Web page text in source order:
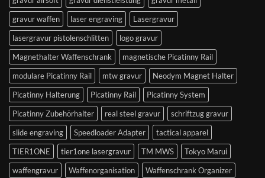
gravur waffen
laser engraving
Lasergravur
lasergravur pistolenschlitten
logo gravur
Magnethalter Waffenschrank
magnetische Picatinny Rail
modulare Picatinny Rail
mtw gravur
Neodym Magnet Halter
Picatinny Halterung
Picatinny Rail
Picatinny System
Picatinny Zubehörhalter
real steel gravur
schriftzug gravur
slide engraving
Speedloader Adapter
tactical apparel
TIER1ONE
tier1one lasergravur TM MWS
Tokyo Marui
waffengravur
Waffenorganisation
Waffenschrank Organizer